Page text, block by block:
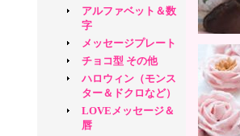
アルファベット＆数
字
メッセージプレート
チョコ型 その他
ハロウィン（モンス
ター＆ドクロなど）
LOVEメッセージ＆
唇